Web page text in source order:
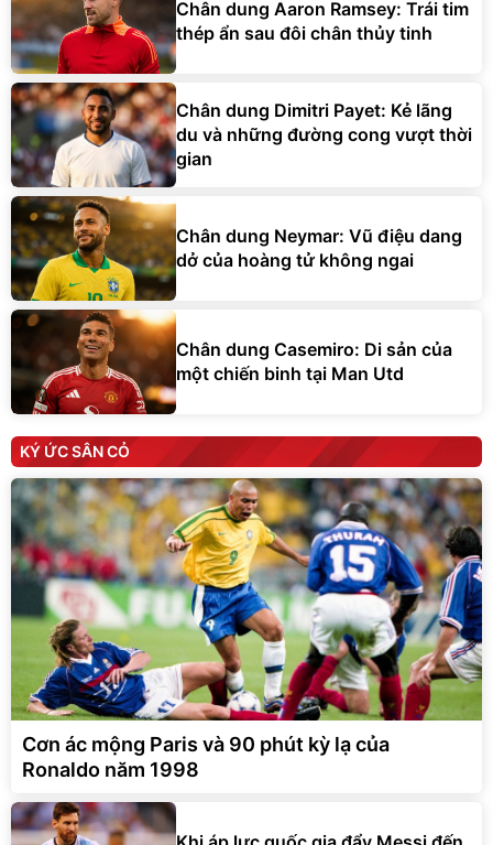
Chân dung Aaron Ramsey: Trái tim
thép ẩn sau đôi chân thủy tinh
Chân dung Dimitri Payet: Kẻ lãng
du và những đường cong vượt thời
gian
Chân dung Neymar: Vũ điệu dang
dở của hoàng tử không ngai
Chân dung Casemiro: Di sản của
một chiến binh tại Man Utd
KÝ ỨC SÂN CỎ
Cơn ác mộng Paris và 90 phút kỳ lạ của
Ronaldo năm 1998